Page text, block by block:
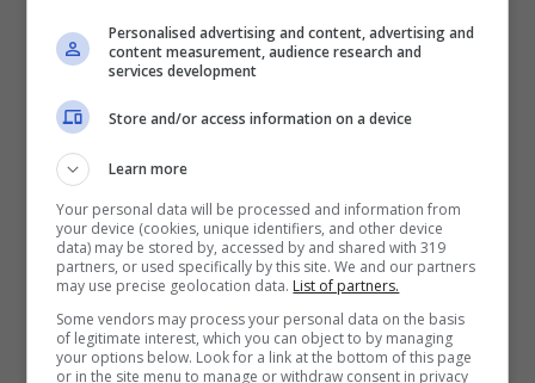
politica saranno al centro della campagna del sì
promessi dai 5 Stelle (anche sealtre stime
indicano cifre più basse) e l’impegno per una
politica più sobria e vicina alle persone comuni.
Il fronte del no: composizione e
ragioni
Personalised advertising and content, advertising and
content measurement, audience research and
services development
Store and/or access information on a device
Learn more
Your personal data will be processed and information from
your device (cookies, unique identifiers, and other device
data) may be stored by, accessed by and shared with 319
partners, or used specifically by this site. We and our partners
may use precise geolocation data. List of partners.
Some vendors may process your personal data on the basis
of legitimate interest, which you can object to by managing
your options below. Look for a link at the bottom of this page
or in the site menu to manage or withdraw consent in privacy